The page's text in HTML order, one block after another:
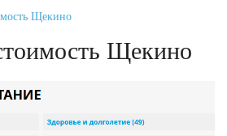
Щекино
Щекино